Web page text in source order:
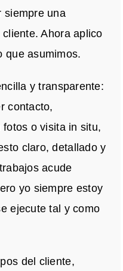
siempre una
Ahora aplico
que asumimos.
y transparente:
contacto,
o visita in situ,
claro, detallado y
acude
yo siempre estoy
ejecute tal y como
del cliente,